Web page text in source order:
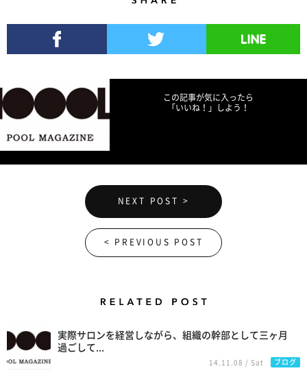
この記事が気に入ったら
「いいね！」しよう！
NEXT POST >
< PREVIOUS POST
実際サロンを経営しながら、組織の幹部として三ヶ月
過ごして...
14.11.08 / Sat ブログ